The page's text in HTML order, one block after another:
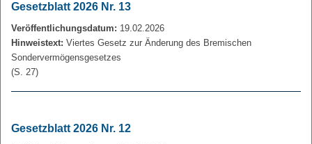
Gesetzblatt 2026 Nr. 13
Veröffentlichungsdatum: 19.02.2026
Hinweistext: Viertes Gesetz zur Änderung des Bremischen
Sondervermögensgesetzes
(S. 27)
Gesetzblatt 2026 Nr. 12